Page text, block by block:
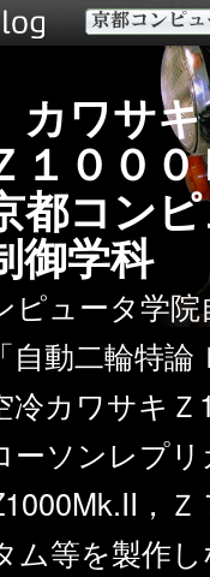
ワサ
１００
都コン
御学科
ピュータ学
自動二輪特
冷カワサキ
ーソンレプ
，
ム等を製作